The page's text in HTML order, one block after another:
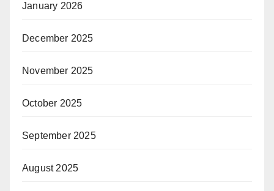
January 2026
December 2025
November 2025
October 2025
September 2025
August 2025